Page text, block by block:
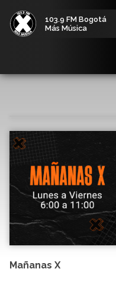
103.9 FM Bogotá
Más Música
Mañanas X